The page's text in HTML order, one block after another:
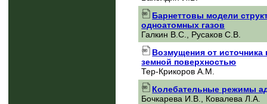
Барнеттовы модели
одноатомных газов
Галкин B.C., Русаков С.В.
Возмущения от
земной поверхностью
Тер-Крикоров A.M.
Колебательные режимы
Бочкарева И.В., Ковалева Л.А.